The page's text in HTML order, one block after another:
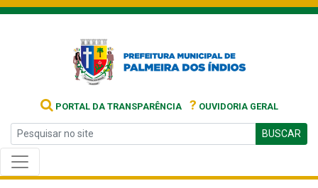
PORTAL DA TRANSPARÊNCIA ? OUVIDORIA GERAL
BUSCAR